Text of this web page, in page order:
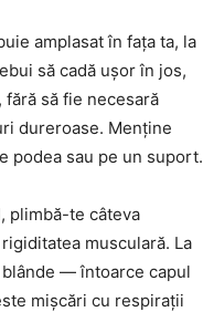
amplasat în fața ta, la
să cadă ușor în jos,
să fie necesară
dureroase. Menține
podea sau pe un suport.
plimbă-te câteva
musculară. La
— întoarce capul
mișcări cu respirații